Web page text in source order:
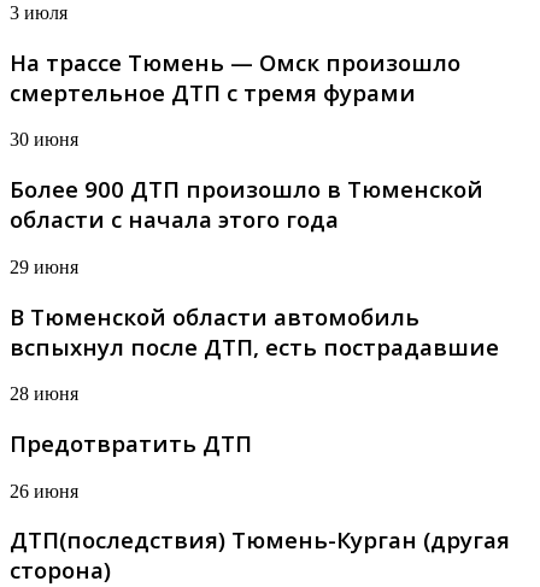
3 июля
На трассе Тюмень — Омск произошло
смертельное ДТП с тремя фурами
30 июня
Более 900 ДТП произошло в Тюменской
области с начала этого года
29 июня
В Тюменской области автомобиль
вспыхнул после ДТП, есть пострадавшие
28 июня
Предотвратить ДТП
26 июня
ДТП(последствия) Тюмень-Курган (другая
сторона)